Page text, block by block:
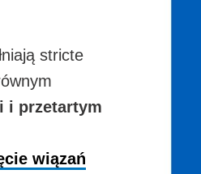
stricte
i przetartym
wiązań